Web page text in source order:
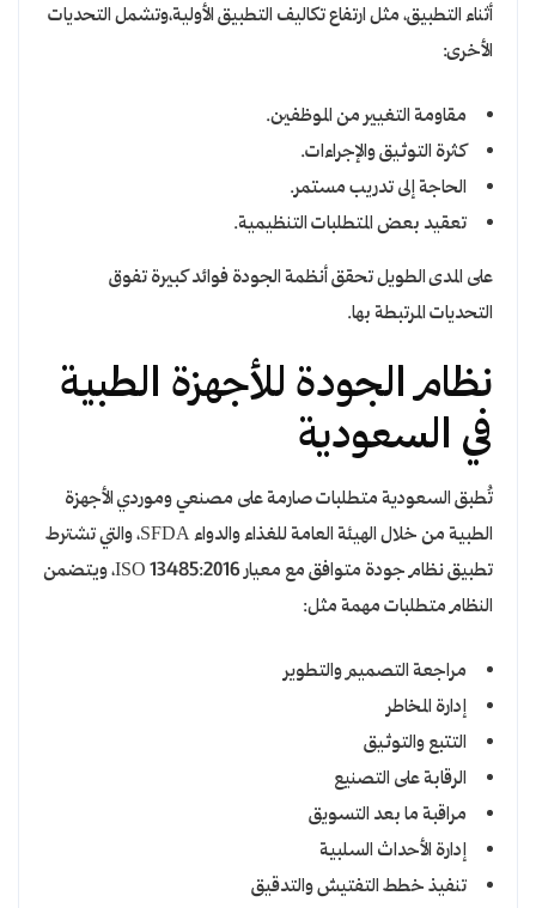
أثناء التطبيق، مثل ارتفاع تكاليف التطبيق الأولية،وتشمل التحديات
الأخرى:
مقاومة التغيير من الموظفين.
كثرة التوثيق والإجراءات.
الحاجة إلى تدريب مستمر.
تعقيد بعض المتطلبات التنظيمية.
على المدى الطويل تحقق أنظمة الجودة فوائد كبيرة تفوق
التحديات المرتبطة بها.
نظام الجودة للأجهزة الطبية
في السعودية
تُطبق السعودية متطلبات صارمة على مصنعي وموردي الأجهزة
الطبية من خلال الهيئة العامة للغذاء والدواء SFDA، والتي تشترط
تطبيق نظام جودة متوافق مع معيار ISO 13485:2016، ويتضمن
النظام متطلبات مهمة مثل:
مراجعة التصميم والتطوير
إدارة المخاطر
التتبع والتوثيق
الرقابة على التصنيع
مراقبة ما بعد التسويق
إدارة الأحداث السلبية
تنفيذ خطط التفتيش والتدقيق